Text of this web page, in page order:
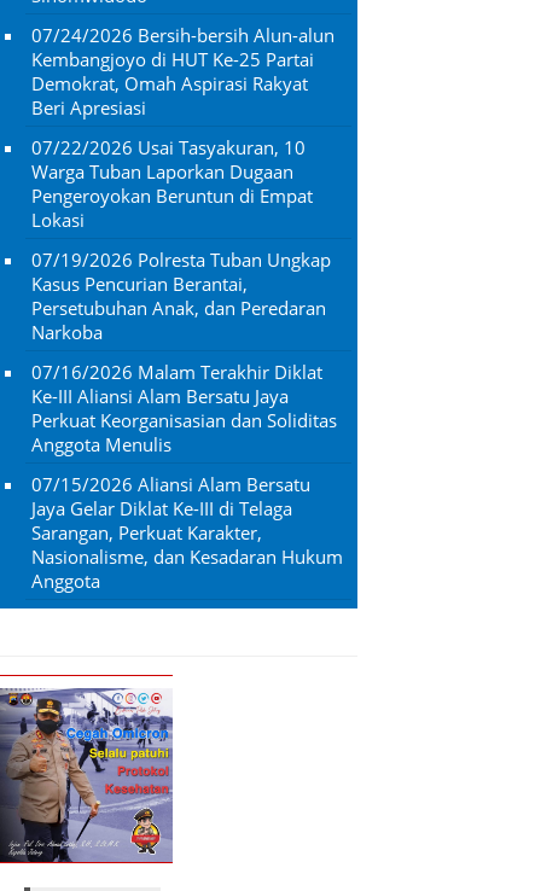
07/24/2026 Bersih-bersih Alun-alun
Kembangjoyo di HUT Ke-25 Partai
Demokrat, Omah Aspirasi Rakyat
Beri Apresiasi
07/22/2026 Usai Tasyakuran, 10
Warga Tuban Laporkan Dugaan
Pengeroyokan Beruntun di Empat
Lokasi
07/19/2026 Polresta Tuban Ungkap
Kasus Pencurian Berantai,
Persetubuhan Anak, dan Peredaran
Narkoba
07/16/2026 Malam Terakhir Diklat
Ke-III Aliansi Alam Bersatu Jaya
Perkuat Keorganisasian dan Soliditas
Anggota Menulis
07/15/2026 Aliansi Alam Bersatu
Jaya Gelar Diklat Ke-III di Telaga
Sarangan, Perkuat Karakter,
Nasionalisme, dan Kesadaran Hukum
Anggota